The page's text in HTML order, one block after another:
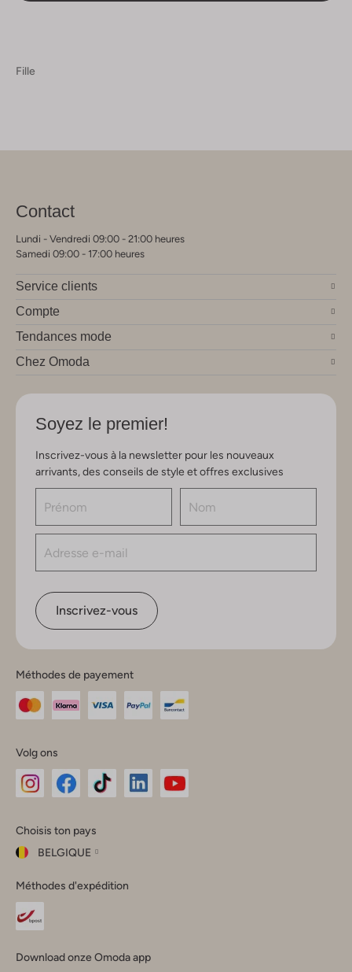
Fille
Contact
Lundi - Vendredi 09:00 - 21:00 heures
Samedi 09:00 - 17:00 heures
Service clients
Compte
Tendances mode
Chez Omoda
Soyez le premier!
Inscrivez-vous à la newsletter pour les nouveaux
arrivants, des conseils de style et offres exclusives
Inscrivez-vous
Méthodes de payement
Volg ons
Instagram
Facebook
TikTok
Choisis ton pays
BELGIQUE
ton
pays
Fermer
Méthodes d'expédition
Download onze Omoda app